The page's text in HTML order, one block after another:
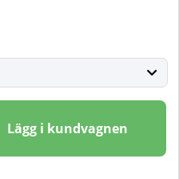
Lägg i kundvagnen